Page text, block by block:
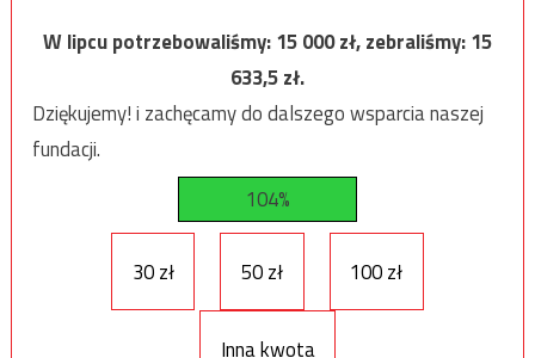
W lipcu potrzebowaliśmy:15 000zł, zebraliśmy:15
633,5zł.
Dziękujemy! i zachęcamy do dalszego wsparcia naszej
fundacji.
104%
30 zł 50 zł 100 zł
Inna kwota